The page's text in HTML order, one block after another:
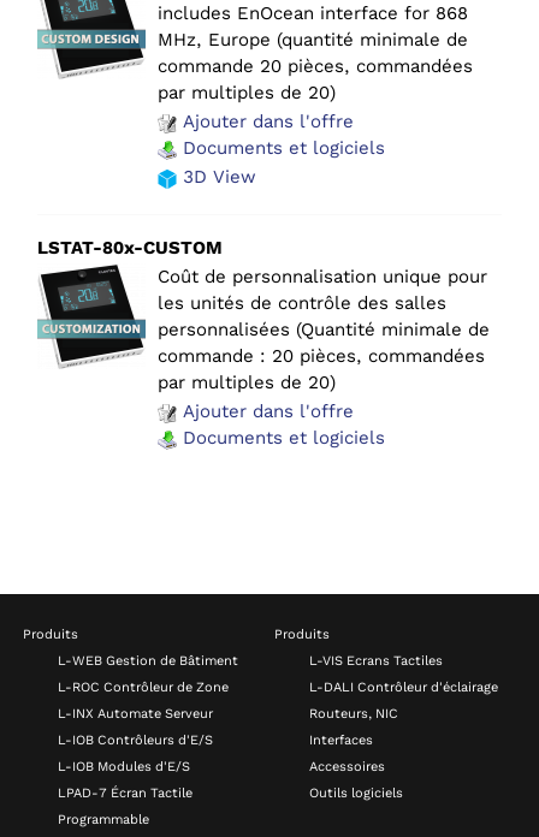
includes EnOcean interface for 868
MHz, Europe (quantité minimale de
commande 20 pièces, commandées
par multiples de 20)
Ajouter dans l'offre
Documents et logiciels
3D View
LSTAT-80x-CUSTOM
Coût de personnalisation unique pour
les unités de contrôle des salles
personnalisées (Quantité minimale de
commande : 20 pièces, commandées
par multiples de 20)
Ajouter dans l'offre
Documents et logiciels
Produits
L-WEB Gestion de Bâtiment
L-ROC Contrôleur de Zone
L-INX Automate Serveur
L-IOB Contrôleurs d'E/S
L-IOB Modules d'E/S
LPAD-7 Écran Tactile
Programmable
Produits
L-VIS Ecrans Tactiles
L-DALI Contrôleur d'éclairage
Routeurs, NIC
Interfaces
Accessoires
Outils logiciels